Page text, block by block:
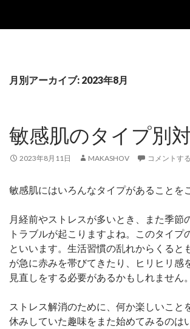
月別アーカイブ: 2023年8月
敏感肌のタイプ別
2023年8月11日 MAKASHOV コメントする
敏感肌にはいろんなタイプがあることを
月経前やストレスが多いとき、また季節
トラブルが起こりますよね。このタイプ
といいます。生活習慣の乱れからくると
が急に赤みを帯びてきたり、ヒリヒリ感
見直しをする必要があるかもしれません。
ストレス解消のために、何か楽しいこと
休みしていた趣味をまた始めてみるのは